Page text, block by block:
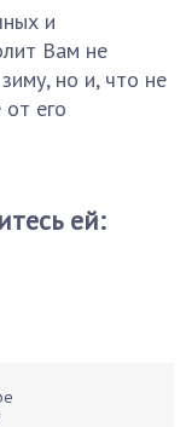
и
Вам не
но и, что не
его
ей: